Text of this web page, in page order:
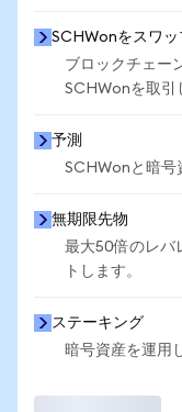
SCHWonをスワッ
ブロックチェー
SCHWonを取引
予測
SCHWonと暗号
無期限先物
最大50倍のレバ
トします。
ステーキング
暗号資産を運用